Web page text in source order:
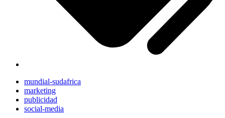
mundial-sudafrica
marketing
publicidad
social-media